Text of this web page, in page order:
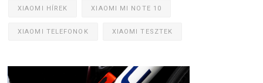
XIAOMI HÍREK XIAOMI MI NOTE 10
XIAOMI TELEFONOK XIAOMI TESZTEK